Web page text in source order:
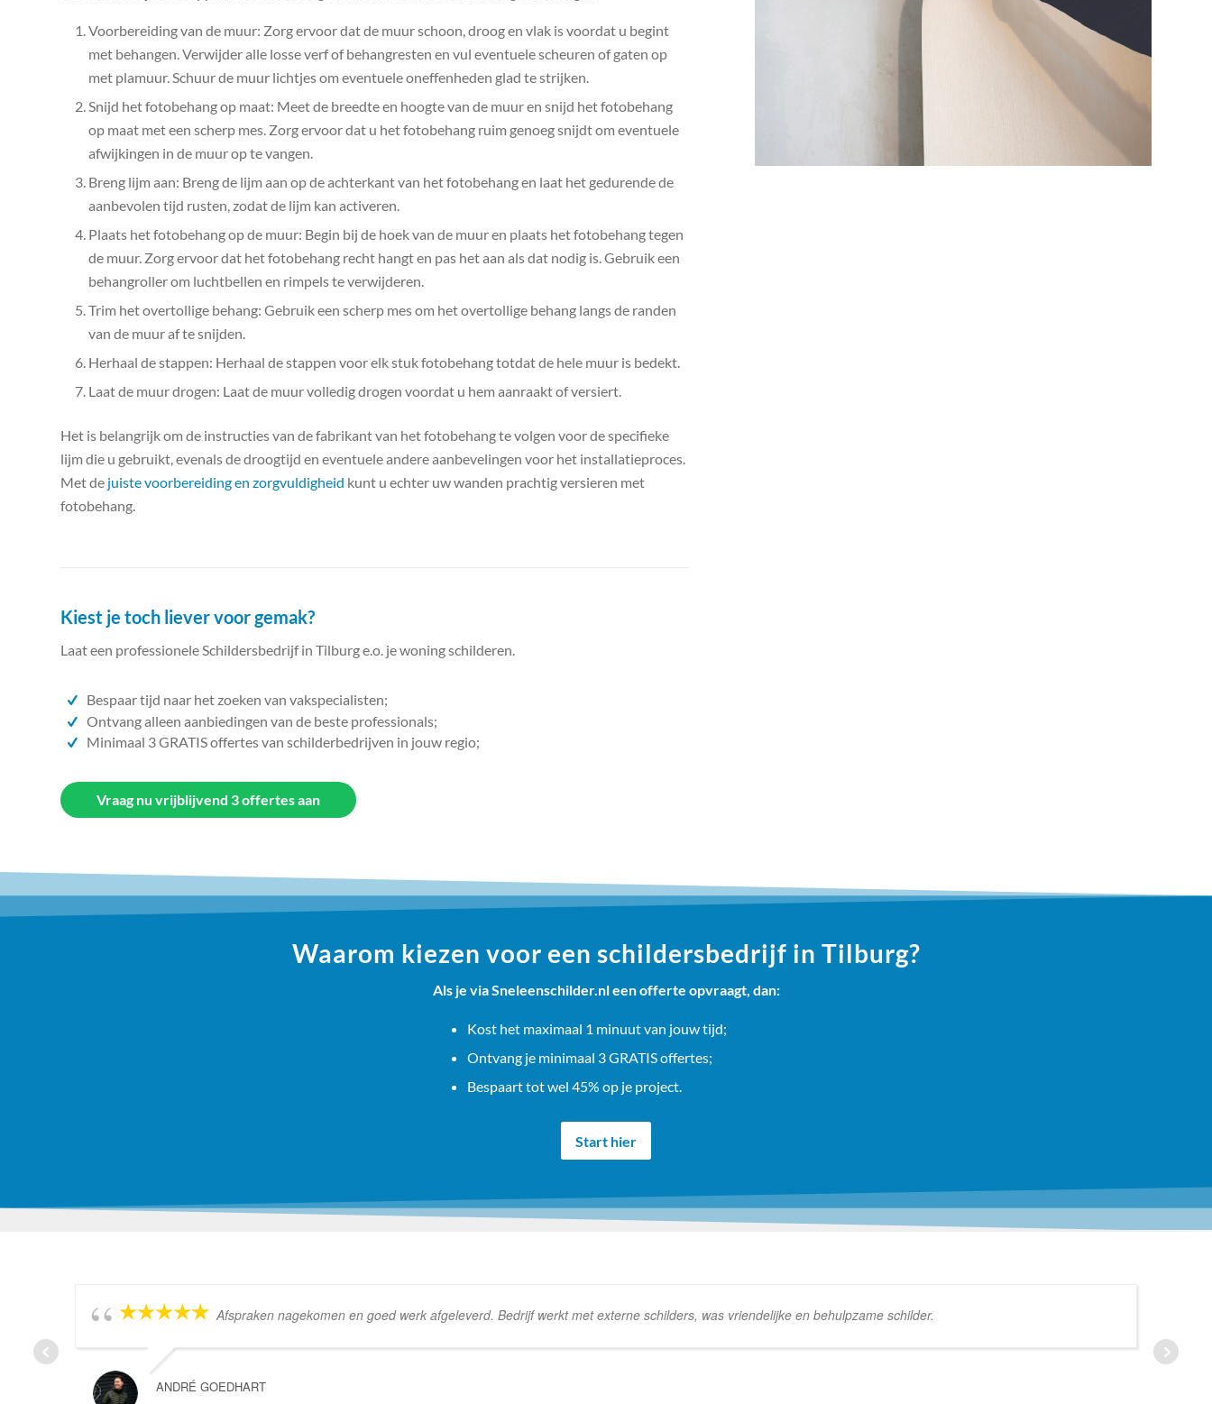
Voorbereiding van de muur: Zorg ervoor dat de muur schoon, droog en vlak is voordat u begint
met behangen. Verwijder alle losse verf of behangresten en vul eventuele scheuren of gaten op
met plamuur. Schuur de muur lichtjes om eventuele oneffenheden glad te strijken.
Snijd het fotobehang op maat: Meet de breedte en hoogte van de muur en snijd het fotobehang
op maat met een scherp mes. Zorg ervoor dat u het fotobehang ruim genoeg snijdt om eventuele
afwijkingen in de muur op te vangen.
Breng lijm aan: Breng de lijm aan op de achterkant van het fotobehang en laat het gedurende de
aanbevolen tijd rusten, zodat de lijm kan activeren.
Plaats het fotobehang op de muur: Begin bij de hoek van de muur en plaats het fotobehang tegen
de muur. Zorg ervoor dat het fotobehang recht hangt en pas het aan als dat nodig is. Gebruik een
behangroller om luchtbellen en rimpels te verwijderen.
Trim het overtollige behang: Gebruik een scherp mes om het overtollige behang langs de randen
van de muur af te snijden.
Herhaal de stappen: Herhaal de stappen voor elk stuk fotobehang totdat de hele muur is bedekt.
Laat de muur drogen: Laat de muur volledig drogen voordat u hem aanraakt of versiert.
Het is belangrijk om de instructies van de fabrikant van het fotobehang te volgen voor de specifieke
lijm die u gebruikt, evenals de droogtijd en eventuele andere aanbevelingen voor het installatieproces.
Met de juiste voorbereiding en zorgvuldigheid kunt u echter uw wanden prachtig versieren met
fotobehang.
Kiest je toch liever voor gemak?
Laat een professionele Schildersbedrijf in Tilburg e.o. je woning schilderen.
Bespaar tijd naar het zoeken van vakspecialisten;
Ontvang alleen aanbiedingen van de beste professionals;
Minimaal 3 GRATIS offertes van schilderbedrijven in jouw regio;
Vraag nu vrijblijvend 3 offertes aan
Waarom kiezen voor een schildersbedrijf in Tilburg?
Als je via Sneleenschilder.nl een offerte opvraagt, dan:
Kost het maximaal 1 minuut van jouw tijd;
Ontvang je minimaal 3 GRATIS offertes;
Bespaart tot wel 45% op je project.
Start hier
Afspraken nagekomen en goed werk afgeleverd. Bedrijf werkt met externe schilders, was vriendelijke en behulpzame schilder.
ANDRÉ GOEDHART